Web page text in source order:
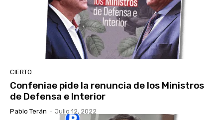
CIERTO
Confeniae pide la renuncia de los Ministros
de Defensa e Interior
Pablo Terán - Julio 12, 2022